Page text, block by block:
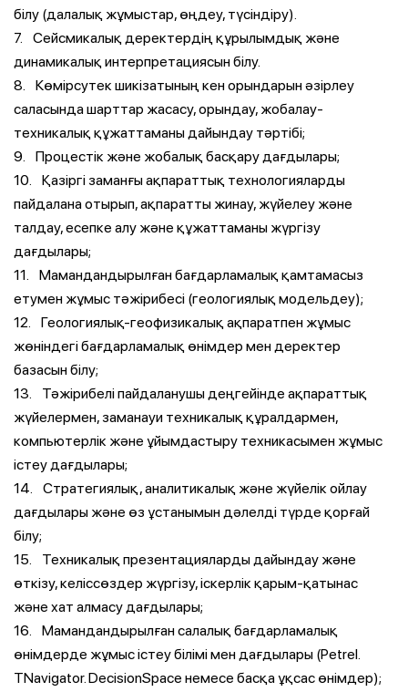
білу (далалық жұмыстар, өңдеу, түсіндіру).
7. Сейсмикалық деректердің құрылымдық және
динамикалық интерпретациясын білу.
8. Көмірсутек шикізатының кен орындарын әзірлеу
саласында шарттар жасасу, орындау, жобалау-
техникалық құжаттаманы дайындау тәртібі;
9. Процестік және жобалық басқару дағдылары;
10. Қазіргі заманғы ақпараттық технологияларды
пайдалана отырып, ақпаратты жинау, жүйелеу және
талдау, есепке алу және құжаттаманы жүргізу
дағдылары;
11. Мамандандырылған бағдарламалық қамтамасыз
етумен жұмыс тәжірибесі (геологиялық модельдеу);
12. Геологиялық-геофизикалық ақпаратпен жұмыс
жөніндегі бағдарламалық өнімдер мен деректер
базасын білу;
13. Тәжірибелі пайдаланушы деңгейінде ақпараттық
жүйелермен, заманауи техникалық құралдармен,
компьютерлік және ұйымдастыру техникасымен жұмыс
істеу дағдылары;
14. Стратегиялық, аналитикалық және жүйелік ойлау
дағдылары және өз ұстанымын дәлелді түрде қорғай
білу;
15. Техникалық презентацияларды дайындау және
өткізу, келіссөздер жүргізу, іскерлік қарым-қатынас
және хат алмасу дағдылары;
16. Мамандандырылған салалық бағдарламалық
өнімдерде жұмыс істеу білімі мен дағдылары (Petrel.
TNavigator. DecisionSpace немесе басқа ұқсас өнімдер);